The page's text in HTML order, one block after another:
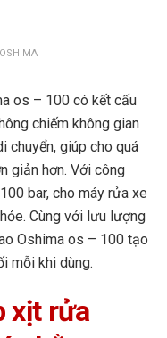
os – 100 có kết cấu
chiếm không gian
chuyển, giúp cho quá
giản hơn. Với công
bar, cho máy rửa xe
Cùng với lưu lượng
Oshima os – 100 tạo
mỗi khi dùng.
xịt rửa